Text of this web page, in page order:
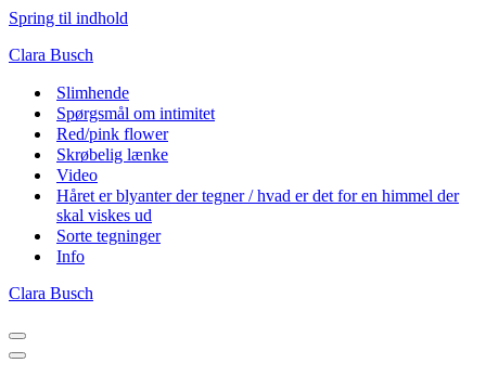
Spring til indhold
Clara Busch
Slimhende
Spørgsmål om intimitet
Red/pink flower
Skrøbelig lænke
Video
Håret er blyanter der tegner / hvad er det for en himmel der
skal viskes ud
Sorte tegninger
Info
Clara Busch
Navigation
menu
Navigation